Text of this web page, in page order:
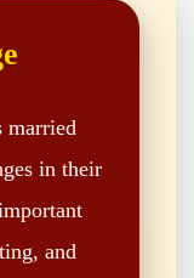
married
in their
and